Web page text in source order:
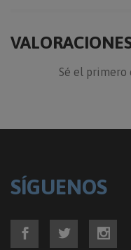
Sé el primero
SÍGUENOS